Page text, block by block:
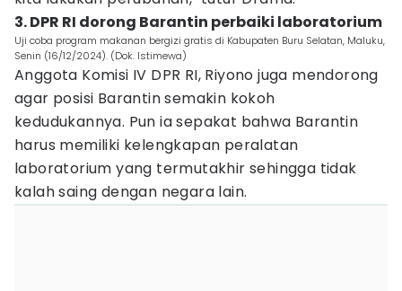
3. DPR RI dorong Barantin perbaiki laboratorium
Uji coba program makanan bergizi gratis di Kabupaten Buru Selatan, Maluku,
Senin (16/12/2024). (Dok. Istimewa)
Anggota Komisi IV DPR RI, Riyono juga mendorong
agar posisi Barantin semakin kokoh
kedudukannya. Pun ia sepakat bahwa Barantin
harus memiliki kelengkapan peralatan
laboratorium yang termutakhir sehingga tidak
kalah saing dengan negara lain.